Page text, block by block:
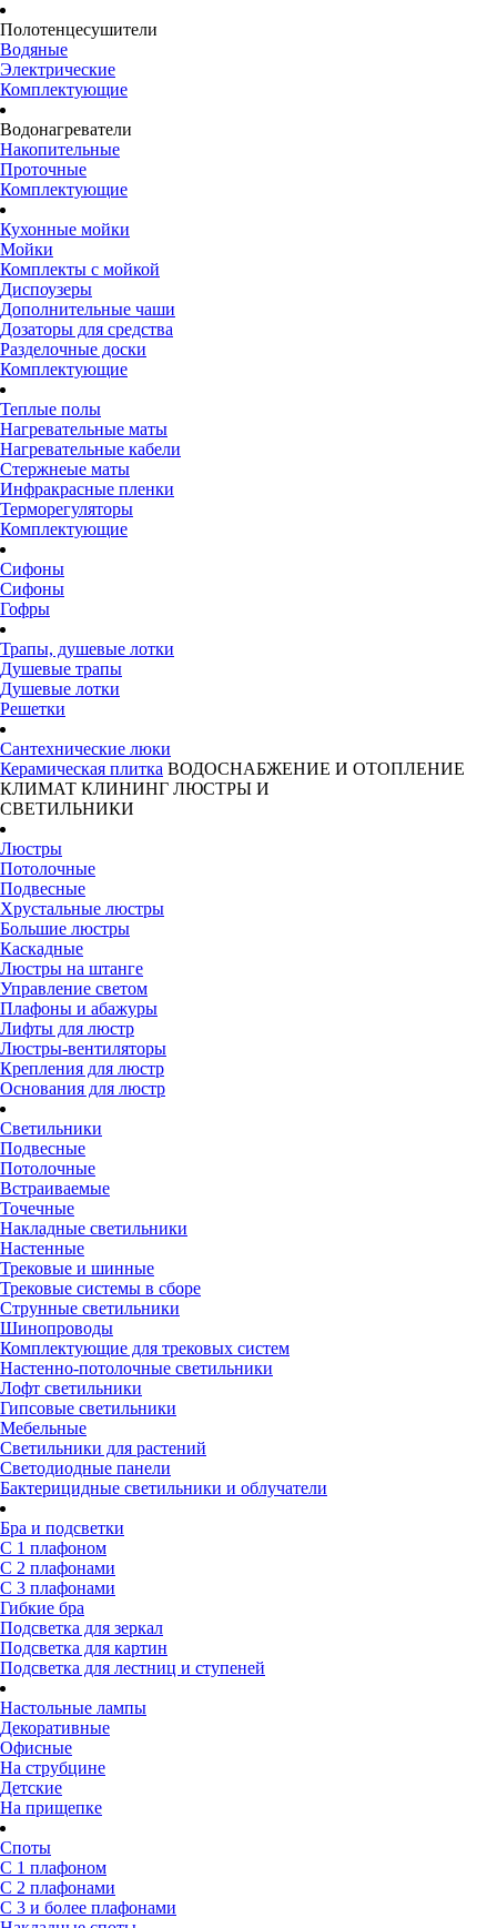
Полотенцесушители
Водяные
Электрические
Комплектующие
Водонагреватели
Накопительные
Проточные
Комплектующие
Кухонные мойки
Мойки
Комплекты с мойкой
Диспоузеры
Дополнительные чаши
Дозаторы для средства
Разделочные доски
Комплектующие
Теплые полы
Нагревательные маты
Нагревательные кабели
Стержнеые маты
Инфракрасные пленки
Терморегуляторы
Комплектующие
Сифоны
Сифоны
Гофры
Трапы, душевые лотки
Душевые трапы
Душевые лотки
Решетки
Сантехнические люки
Керамическая плитка ВОДОСНАБЖЕНИЕ И ОТОПЛЕНИЕ
КЛИМАТ КЛИНИНГ ЛЮСТРЫ И
СВЕТИЛЬНИКИ
Люстры
Потолочные
Подвесные
Хрустальные люстры
Большие люстры
Каскадные
Люстры на штанге
Управление светом
Плафоны и абажуры
Лифты для люстр
Люстры-вентиляторы
Крепления для люстр
Основания для люстр
Светильники
Подвесные
Потолочные
Встраиваемые
Точечные
Накладные светильники
Настенные
Трековые и шинные
Трековые системы в сборе
Струнные светильники
Шинопроводы
Комплектующие для трековых систем
Настенно-потолочные светильники
Лофт светильники
Гипсовые светильники
Мебельные
Светильники для растений
Светодиодные панели
Бактерицидные светильники и облучатели
Бра и подсветки
С 1 плафоном
С 2 плафонами
С 3 плафонами
Гибкие бра
Подсветка для зеркал
Подсветка для картин
Подсветка для лестниц и ступеней
Настольные лампы
Декоративные
Офисные
На струбцине
Детские
На прищепке
Споты
С 1 плафоном
С 2 плафонами
С 3 и более плафонами